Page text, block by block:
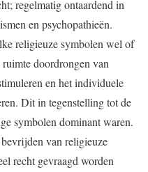
regelmatig ontaardend in
en psychopathieën.
religieuze symbolen wel of
doordrongen van
en het individuele
Dit in tegenstelling tot de
symbolen dominant waren.
van religieuze
recht gevraagd worden